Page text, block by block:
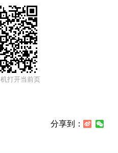
打开当前页
分享到：